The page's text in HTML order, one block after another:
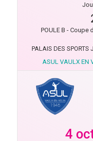
POULE B - Coupe
PALAIS DES SPORTS
ASUL VAULX EN
4